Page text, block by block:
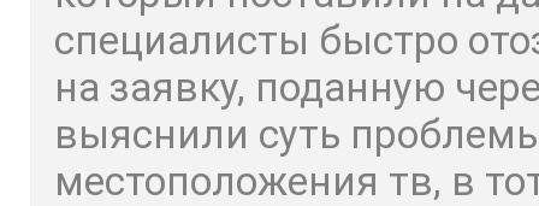
специалисты быстро
на заявку, поданную
выяснили суть
местоположения тв, в